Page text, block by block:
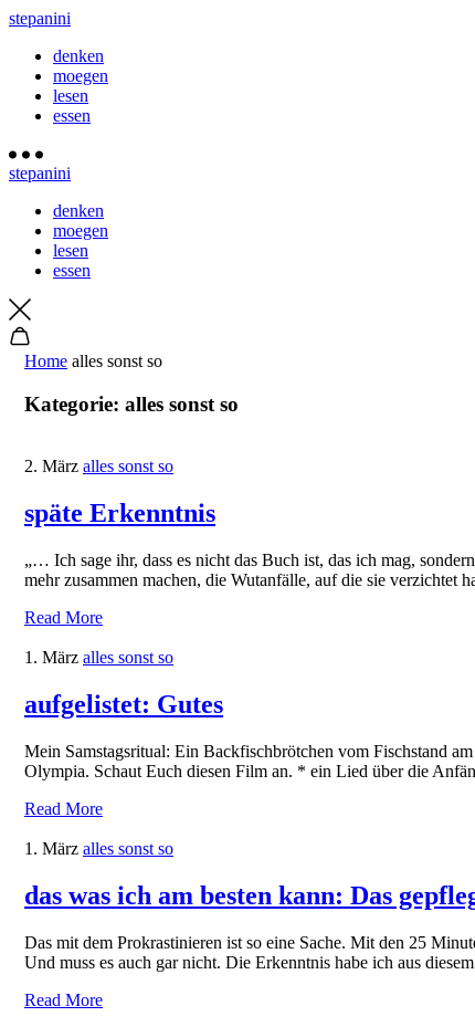
stepanini
denken
moegen
lesen
essen
stepanini
denken
moegen
lesen
essen
Home alles sonst so
Kategorie: alles sonst so
2. März alles sonst so
späte Erkenntnis
„… Ich sage ihr, dass es nicht das Buch ist, das ich mag,
mehr zusammen machen, die Wutanfälle, auf die sie verzichtet
Read More
1. März alles sonst so
aufgelistet: Gutes
Mein Samstagsritual: Ein Backfischbrötchen vom Fischstand
Olympia. Schaut Euch diesen Film an. * ein Lied über die
Read More
1. März alles sonst so
das was ich am besten kann: Das
Das mit dem Prokrastinieren ist so eine Sache. Mit den 25
Und muss es auch gar nicht. Die Erkenntnis habe ich aus
Read More